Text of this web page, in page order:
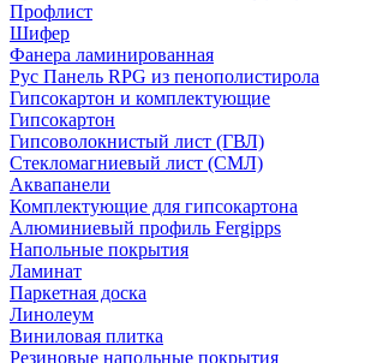
Профлист
Шифер
Фанера ламинированная
Рус Панель RPG из пенополистирола
Гипсокартон и комплектующие
Гипсокартон
Гипсоволокнистый лист (ГВЛ)
Стекломагниевый лист (СМЛ)
Аквапанели
Комплектующие для гипсокартона
Алюминиевый профиль Fergipps
Напольные покрытия
Ламинат
Паркетная доска
Линолеум
Виниловая плитка
Резиновые напольные покрытия